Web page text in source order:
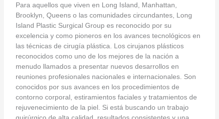
Para aquellos que viven en Long Island, Manhattan,
Brooklyn, Queens o las comunidades circundantes, Long
Island Plastic Surgical Group es reconocido por su
excelencia y como pioneros en los avances tecnológicos en
las técnicas de cirugía plástica. Los cirujanos plásticos
reconocidos como uno de los mejores de la nación a
menudo llamados a presentar nuevos desarrollos en
reuniones profesionales nacionales e internacionales. Son
conocidos por sus avances en los procedimientos de
contorno corporal, estiramientos faciales y tratamientos de
rejuvenecimiento de la piel. Si está buscando un trabajo
quirúrgico de alta calidad, resultados consistentes y una